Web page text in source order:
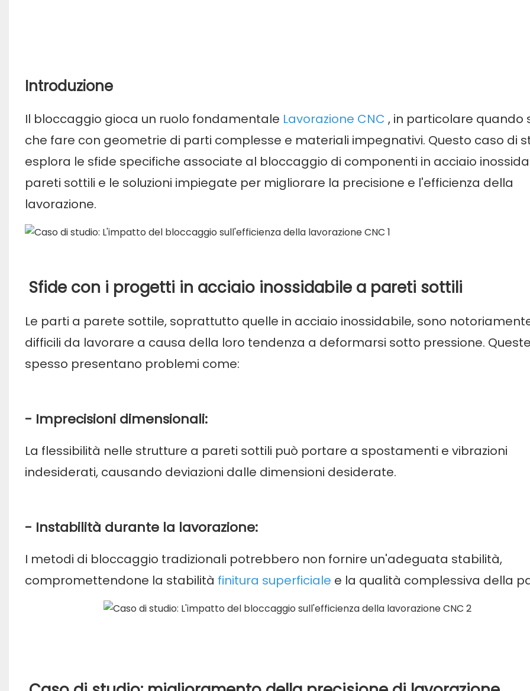
Introduzione
Il bloccaggio gioca un ruolo fondamentale Lavorazione CNC , in particolare quando
che fare con geometrie di parti complesse e materiali impegnativi. Questo caso di
esplora le sfide specifiche associate al bloccaggio di componenti in acciaio
pareti sottili e le soluzioni impiegate per migliorare la precisione e l'efficienza della
lavorazione.
Sfide con i progetti in acciaio inossidabile a pareti sottili
Le parti a parete sottile, soprattutto quelle in acciaio inossidabile, sono
difficili da lavorare a causa della loro tendenza a deformarsi sotto pressione.
spesso presentano problemi come:
- Imprecisioni dimensionali:
La flessibilità nelle strutture a pareti sottili può portare a spostamenti e vibrazioni
indesiderati, causando deviazioni dalle dimensioni desiderate.
- Instabilità durante la lavorazione:
I metodi di bloccaggio tradizionali potrebbero non fornire un'adeguata stabilità,
compromettendone la stabilità finitura superficiale e la qualità complessiva della